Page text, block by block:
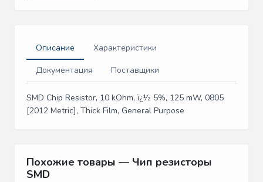
Описание
Характеристики
Документация
Поставщики
SMD Chip Resistor, 10 kOhm, ï¿½ 5%, 125 mW, 0805
[2012 Metric], Thick Film, General Purpose
Похожие товары — Чип резисторы
SMD